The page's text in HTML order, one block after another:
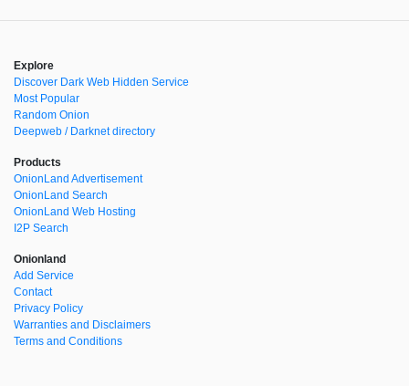
Explore
Discover Dark Web Hidden Service
Most Popular
Random Onion
Deepweb / Darknet directory
Products
OnionLand Advertisement
OnionLand Search
OnionLand Web Hosting
I2P Search
Onionland
Add Service
Contact
Privacy Policy
Warranties and Disclaimers
Terms and Conditions